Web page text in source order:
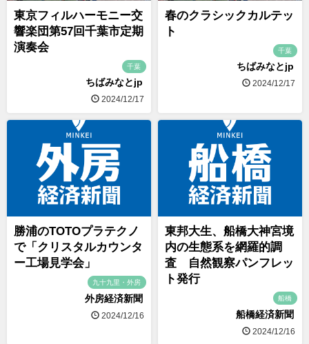
東京フィルハーモニー交
響楽団第57回千葉市定期
演奏会
千葉
ちばみなとjp
2024/12/17
春のクラシックカルテッ
ト
千葉
ちばみなとjp
2024/12/17
勝浦のTOTOプラテクノ
で「クリスタルカウンタ
ー工場見学会」
九十九里・外房
外房経済新聞
2024/12/16
東邦大生、船橋大神宮境
内の生態系を網羅的調
査 自然観察パンフレッ
ト発行
船橋
船橋経済新聞
2024/12/16